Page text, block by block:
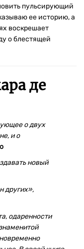
пульсирующий
ее историю, а
воскрешает
о блестящей
де
о двух
и о
новый
других»,
одаренности